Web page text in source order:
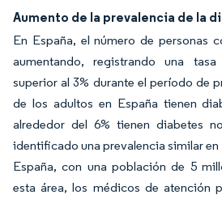
Aumento de la prevalencia de la
En España, el número de personas
aumentando, registrando una
superior al 3% durante el período de
de los adultos en España tienen
alrededor del 6% tienen diabetes
identificado una prevalencia similar en
España, con una población de 5
esta área, los médicos de atención